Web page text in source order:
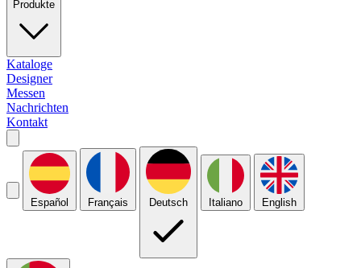
Produkte
Kataloge
Designer
Messen
Nachrichten
Kontakt
Español Français Deutsch Italiano English